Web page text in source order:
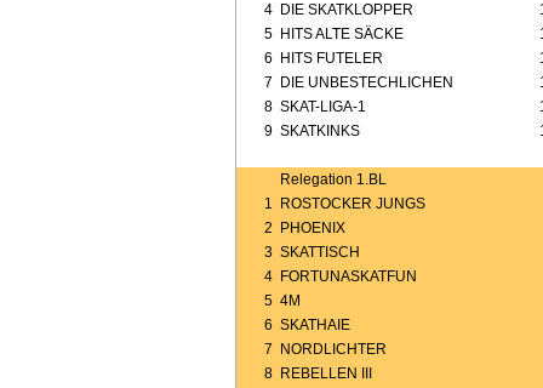
4
DIE SKATKLOPPER
5
HITS ALTE SÄCKE
6
HITS FUTELER
7
DIE UNBESTECHLICHEN
8 SKAT-LIGA-1
9 SKATKINKS
Relegation 1.BL
1
ROSTOCKER JUNGS
2
PHOENIX
3 SKATTISCH
4
FORTUNASKATFUN
5 4M
6 SKATHAIE
7
NORDLICHTER
8
REBELLEN III